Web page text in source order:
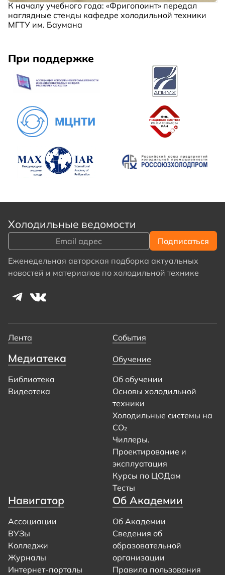
К началу учебного года: «Фригопоинт» передал
наглядные стенды кафедре холодильной техники
МГТУ им. Баумана
При поддержке
Холодильные ведомости
Еженедельная авторская подборка актуальных
новостей и материалов по холодильной технике
Лента События
Медиатека
Библиотека
Видеотека
Обучение
Об обучении
Основы холодильной
техники
Холодильные системы на
CO₂
Чиллеры.
Проектирование и
эксплуатация
Курсы по ЦОДам
Тесты
Навигатор
Ассоциации
ВУЗы
Колледжи
Журналы
Интернет-порталы
Об Академии
Об Академии
Сведения об
образовательной
организации
Правила пользования